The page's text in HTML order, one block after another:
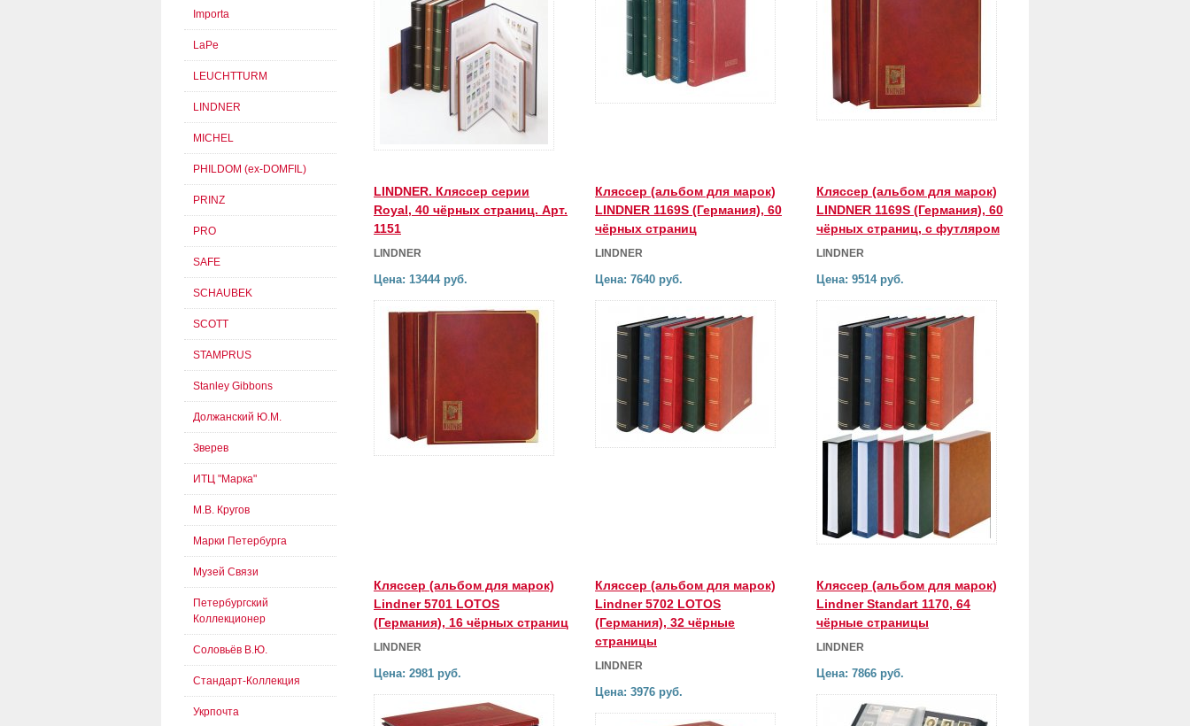
LINDNER. Кляссер серии
Royal, 40 чёрных страниц. Арт.
1151
LINDNER
Цена: 13444 руб.
Кляссер (альбом для марок)
LINDNER 1169S (Германия), 60
чёрных страниц
LINDNER
Цена: 7640 руб.
Кляссер (альбом для марок)
LINDNER 1169S (Германия), 60
чёрных страниц, с футляром
LINDNER
Цена: 9514 руб.
Кляссер (альбом для марок)
Lindner 5701 LOTOS
(Германия), 16 чёрных страниц
LINDNER
Цена: 2981 руб.
Кляссер (альбом для марок)
Lindner 5702 LOTOS
(Германия), 32 чёрные
страницы
LINDNER
Цена: 3976 руб.
Кляссер (альбом для марок)
Lindner Standart 1170, 64
чёрные страницы
LINDNER
Цена: 7866 руб.
Importa
LaPe
LEUCHTTURM
LINDNER
MICHEL
PHILDOM (ex-DOMFIL)
PRINZ
PRO
SAFE
SCHAUBEK
SCOTT
STAMPRUS
Stanley Gibbons
Должанский Ю.М.
Зверев
ИТЦ "Марка"
М.В. Кругов
Марки Петербурга
Музей Связи
Петербургский
Коллекционер
Соловьёв В.Ю.
Стандарт-Коллекция
Укрпочта